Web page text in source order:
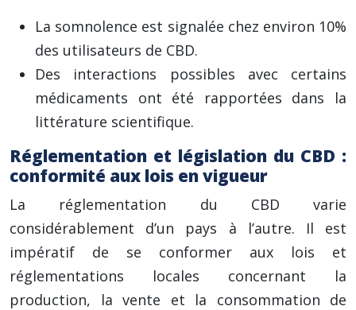
La somnolence est signalée chez environ 10%
des utilisateurs de CBD.
Des interactions possibles avec certains
médicaments ont été rapportées dans la
littérature scientifique.
Réglementation et législation du CBD :
conformité aux lois en vigueur
La réglementation du CBD varie
considérablement d’un pays à l’autre. Il est
impératif de se conformer aux lois et
réglementations locales concernant la
production, la vente et la consommation de